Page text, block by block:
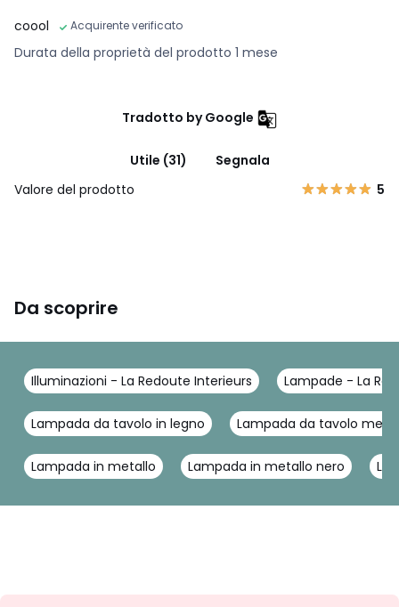
coool
Acquirente verificato
Durata della proprietà del prodotto 1 mese
Tradotto by Google
Utile (31)
Segnala
Valore del prodotto
5
Da scoprire
Illuminazioni - La Redoute Interieurs Lampade - La
Lampada da tavolo in legno Lampada da tavolo
Lampada in metallo Lampada in metallo nero